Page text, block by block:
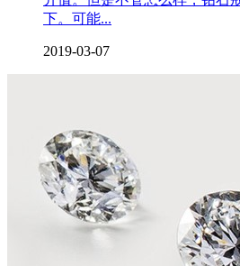
下。可能...
2019-03-07